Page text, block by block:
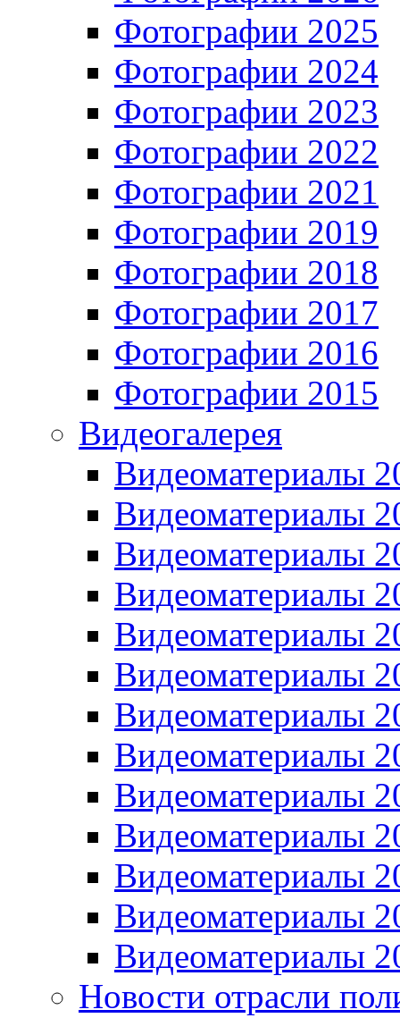
Фотографии 2025
Фотографии 2024
Фотографии 2023
Фотографии 2022
Фотографии 2021
Фотографии 2019
Фотографии 2018
Фотографии 2017
Фотографии 2016
Фотографии 2015
Видеогалерея
Видеоматериалы
Видеоматериалы
Видеоматериалы
Видеоматериалы
Видеоматериалы
Видеоматериалы
Видеоматериалы
Видеоматериалы
Видеоматериалы
Видеоматериалы
Видеоматериалы
Видеоматериалы
Видеоматериалы
Новости отрасли